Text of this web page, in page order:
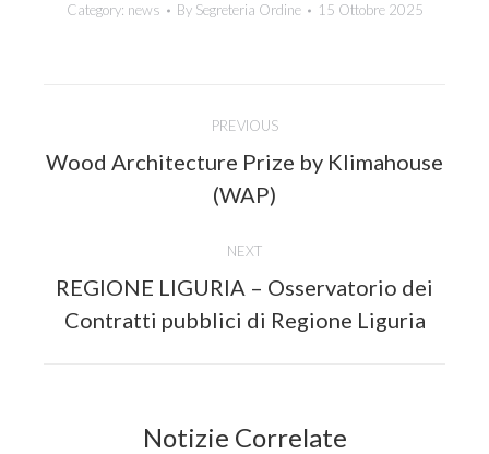
Category: news By Segreteria Ordine 15 Ottobre 2025
navigation
PREVIOUS
Previous
post:
Wood Architecture Prize by Klimahouse
(WAP)
NEXT
Next
post:
REGIONE LIGURIA – Osservatorio dei
Contratti pubblici di Regione Liguria
Notizie Correlate